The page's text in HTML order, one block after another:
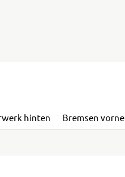
hinten Bremsen vorne